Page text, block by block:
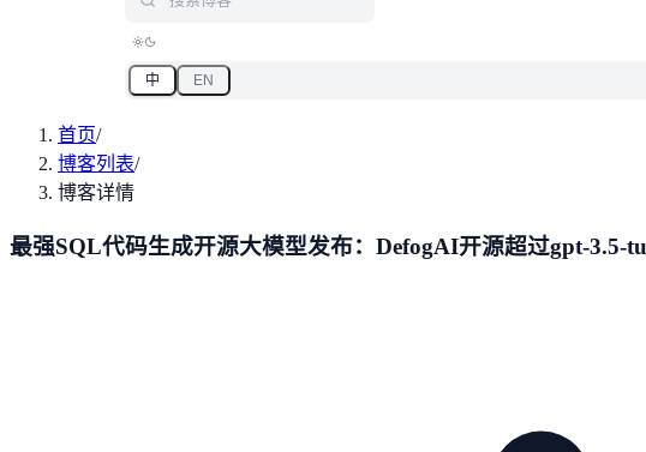
中 EN
首页/
博客列表/
博客详情
最强SQL代码生成开源大模型发布：DefogAI开源超过gpt-